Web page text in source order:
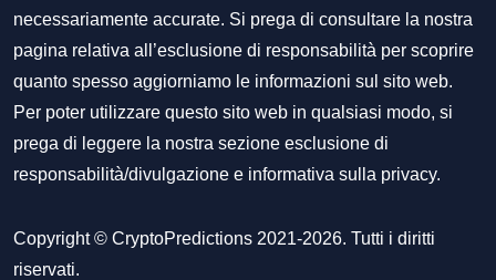
necessariamente accurate. Si prega di consultare la nostra
pagina relativa all’esclusione di responsabilità per scoprire
quanto spesso aggiorniamo le informazioni sul sito web.
Per poter utilizzare questo sito web in qualsiasi modo, si
prega di leggere la nostra sezione esclusione di
responsabilità/divulgazione e informativa sulla privacy.
Copyright © CryptoPredictions 2021-2026. Tutti i diritti
riservati.